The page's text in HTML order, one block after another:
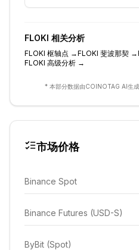
FLOKI 相关分析
FLOKI 枢轴点 →FLOKI 斐波那契 →
FLOKI 高级分析 →
* 本部分数据由COINOTAG AI生成
市场价格
Binance Spot
Binance Futures (USD-S)
ByBit (Spot)